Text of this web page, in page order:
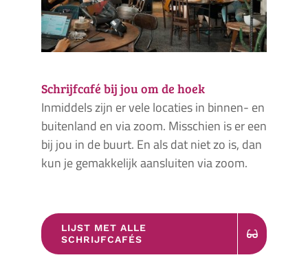
Schrijfcafé bij jou om de hoek
Inmiddels zijn er vele locaties in binnen- en
buitenland en via zoom. Misschien is er een
bij jou in de buurt. En als dat niet zo is, dan
kun je gemakkelijk aansluiten via zoom.
LIJST MET ALLE
SCHRIJFCAFÉS